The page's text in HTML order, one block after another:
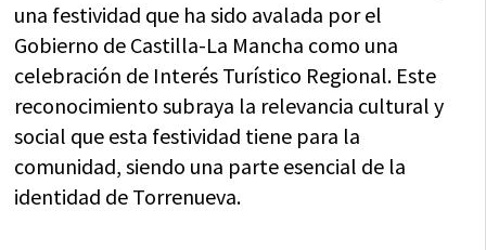
una festividad que ha sido avalada por el
Gobierno de Castilla-La Mancha como una
celebración de Interés Turístico Regional. Este
reconocimiento subraya la relevancia cultural y
social que esta festividad tiene para la
comunidad, siendo una parte esencial de la
identidad de Torrenueva.